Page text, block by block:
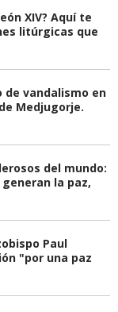
XIV? Aquí te
litúrgicas que
de vandalismo en
Medjugorje.
del mundo:
la paz,
Paul
"por una paz